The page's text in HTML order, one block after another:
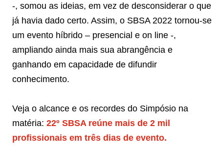
-, somou as ideias, em vez de desconsiderar o que
já havia dado certo. Assim, o SBSA 2022 tornou-se
um evento híbrido – presencial e on line -,
ampliando ainda mais sua abrangência e
ganhando em capacidade de difundir
conhecimento.
Veja o alcance e os recordes do Simpósio na
matéria: 22º SBSA reúne mais de 2 mil
profissionais em três dias de evento.